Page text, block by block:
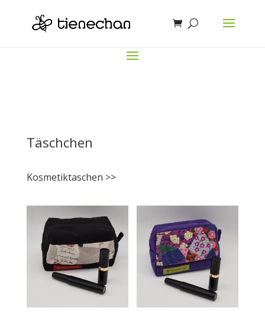
Täschchen
Kosmetiktaschen >>